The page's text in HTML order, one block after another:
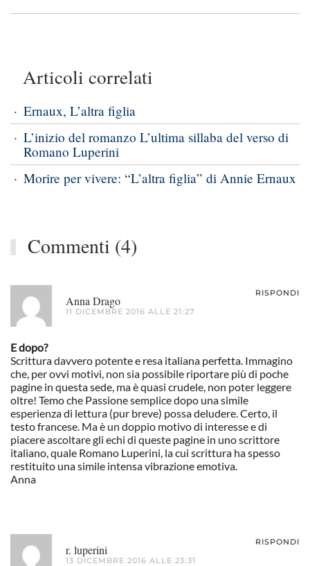
Articoli correlati
Ernaux, L’altra figlia
L’inizio del romanzo L’ultima sillaba del verso di
Romano Luperini
Morire per vivere: “L’altra figlia” di Annie Ernaux
Commenti (4)
Anna Drago
11 DICEMBRE 2016 ALLE 21:27
RISPONDI
E dopo?
Scrittura davvero potente e resa italiana perfetta. Immagino
che, per ovvi motivi, non sia possibile riportare più di poche
pagine in questa sede, ma è quasi crudele, non poter leggere
oltre! Temo che Passione semplice dopo una simile
esperienza di lettura (pur breve) possa deludere. Certo, il
testo francese. Ma è un doppio motivo di interesse e di
piacere ascoltare gli echi di queste pagine in uno scrittore
italiano, quale Romano Luperini, la cui scrittura ha spesso
restituito una simile intensa vibrazione emotiva.
Anna
r. luperini
13 DICEMBRE 2016 ALLE 23:31
RISPONDI